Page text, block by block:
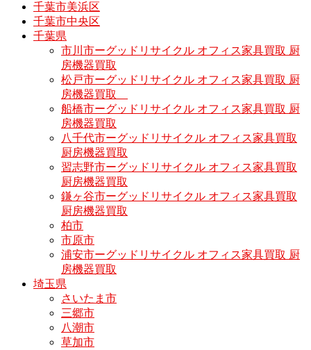
千葉市美浜区
千葉市中央区
千葉県
市川市ーグッドリサイクル オフィス家具買取 厨
房機器買取
松戸市ーグッドリサイクル オフィス家具買取 厨
房機器買取
船橋市ーグッドリサイクル オフィス家具買取 厨
房機器買取
八千代市ーグッドリサイクル オフィス家具買取
厨房機器買取
習志野市ーグッドリサイクル オフィス家具買取
厨房機器買取
鎌ヶ谷市ーグッドリサイクル オフィス家具買取
厨房機器買取
柏市
市原市
浦安市ーグッドリサイクル オフィス家具買取 厨
房機器買取
埼玉県
さいたま市
三郷市
八潮市
草加市